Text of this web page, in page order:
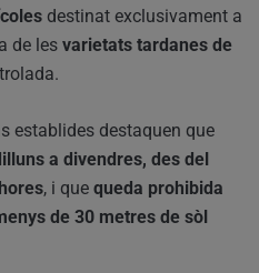
destinat exclusivament a
de les varietats tardanes de
establides destaquen que
a divendres, des del
, i que queda prohibida
de 30 metres de sòl